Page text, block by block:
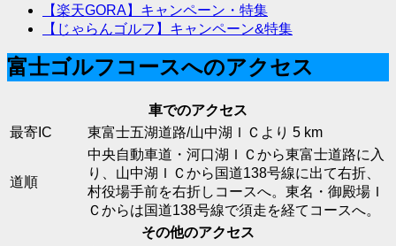
【楽天GORA】キャンペーン・特集
【じゃらんゴルフ】キャンペーン&特集
富士ゴルフコースへのアクセス
車でのアクセス
最寄IC
東富士五湖道路/山中湖ＩＣより 5 km
道順
中央自動車道・河口湖ＩＣから東富士道路に入
り、山中湖ＩＣから国道138号線に出て右折、
村役場手前を右折しコースへ。東名・御殿場Ｉ
Ｃからは国道138号線で須走を経てコースへ。
その他のアクセス